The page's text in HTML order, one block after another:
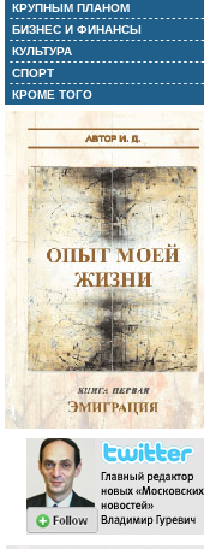
КРУПНЫМ ПЛАНОМ
БИЗНЕС И ФИНАНСЫ
КУЛЬТУРА
СПОРТ
КРОМЕ ТОГО